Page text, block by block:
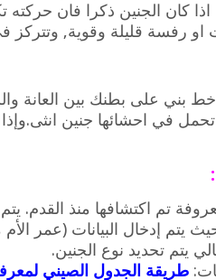
كان الجنين ذكرا فان حركته
او رفسة قليلة وقوية, وتتركز
بني على بطنك بين العانة
تحمل في احشائها جنين
تم اكتشافها منذ القدم.
يتم تحديد نوع الجنين.
طريقة الجدول الصيني